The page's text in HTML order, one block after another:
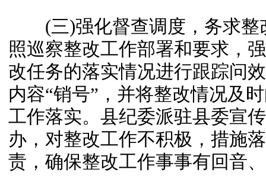
(三)强化督查调度，务求整
照巡察整改工作部署和要求，
改任务的落实情况进行跟踪问
内容“销号”，并将整改情况及
工作落实。县纪委派驻县委宣
办，对整改工作不积极，措施
责，确保整改工作事事有回音